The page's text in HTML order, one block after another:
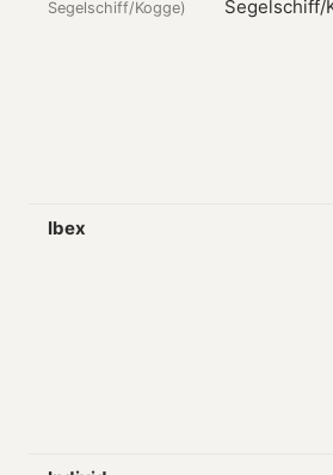
Segelschiff/Kogge)
Ibex